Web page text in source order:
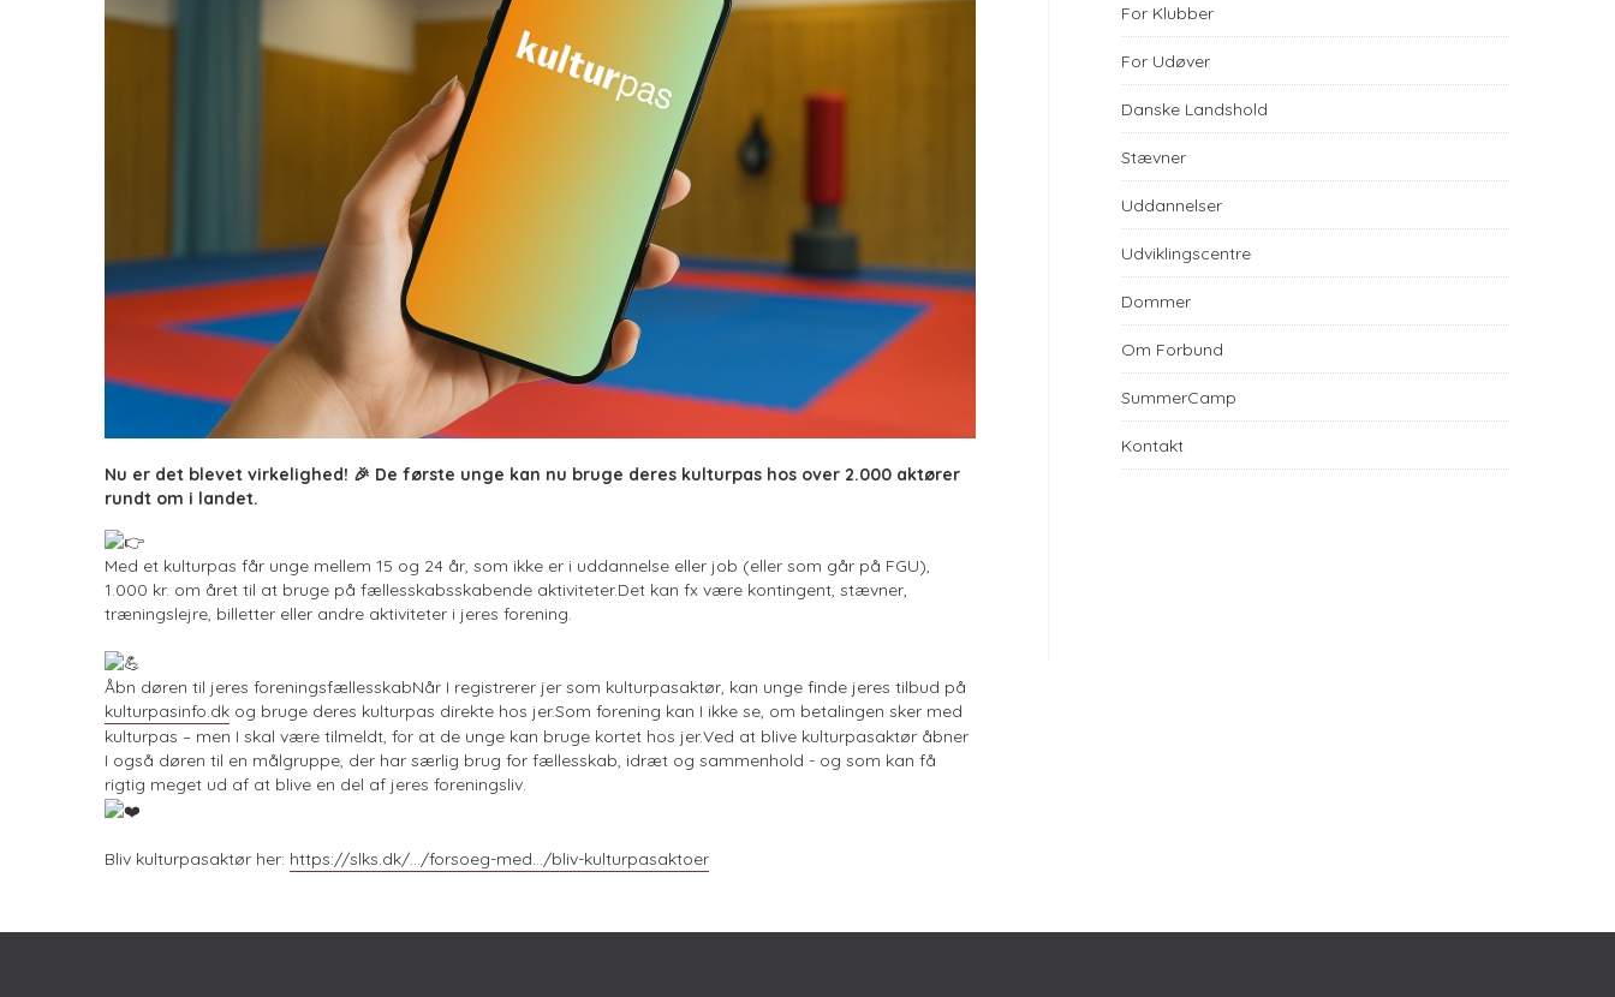
Nu er det blevet virkelighed! 🎉 De første unge kan nu bruge deres kulturpas hos over 2.000 aktører
rundt om i landet.
Med et kulturpas får unge mellem 15 og 24 år, som ikke er i uddannelse eller job (eller som går på FGU),
1.000 kr. om året til at bruge på fællesskabsskabende aktiviteter.Det kan fx være kontingent, stævner,
træningslejre, billetter eller andre aktiviteter i jeres forening.
Åbn døren til jeres foreningsfællesskabNår I registrerer jer som kulturpasaktør, kan unge finde jeres tilbud på
kulturpasinfo.dk og bruge deres kulturpas direkte hos jer.Som forening kan I ikke se, om betalingen sker med
kulturpas – men I skal være tilmeldt, for at de unge kan bruge kortet hos jer.Ved at blive kulturpasaktør åbner
I også døren til en målgruppe, der har særlig brug for fællesskab, idræt og sammenhold - og som kan få
rigtig meget ud af at blive en del af jeres foreningsliv.
Bliv kulturpasaktør her: https://slks.dk/.../forsoeg-med.../bliv-kulturpasaktoer
For Klubber
For Udøver
Danske Landshold
Stævner
Uddannelser
Udviklingscentre
Dommer
Om Forbund
SummerCamp
Kontakt